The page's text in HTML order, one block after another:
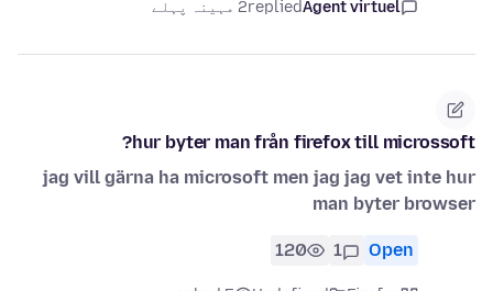
Agent virtuel
replied2 مہینہ پہلے
hur byter man från firefox till microssoft?
jag vill gärna ha microsoft men jag jag vet inte hur
man byter browser
Open
1
120